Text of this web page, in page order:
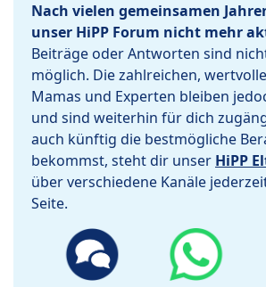
Nach vielen gemeinsamen
unser HiPP Forum nicht mehr
Beiträge oder Antworten sind
möglich. Die zahlreichen,
Mamas und Experten bleiben
und sind weiterhin für dich
auch künftig die bestmögliche
bekommst, steht dir unser HiPP
über verschiedene Kanäle
Seite.